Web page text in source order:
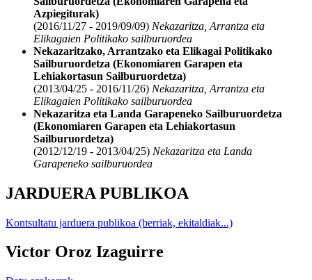
Azpiegiturak)
(2016/11/27 - 2019/09/09) Nekazaritza, Arrantza eta
Elikagaien Politikako sailburuordea
Nekazaritzako, Arrantzako eta Elikagai Politikako
Sailburuordetza (Ekonomiaren Garapen eta
Lehiakortasun Sailburuordetza)
(2013/04/25 - 2016/11/26) Nekazaritza, Arrantza eta
Elikagaien Politikako sailburuordea
Nekazaritza eta Landa Garapeneko Sailburuordetza
(Ekonomiaren Garapen eta Lehiakortasun
Sailburuordetza)
(2012/12/19 - 2013/04/25) Nekazaritza eta Landa
Garapeneko sailburuordea
JARDUERA PUBLIKOA
Kontsultatu jarduera publikoa (berriak, ekitaldiak...)
Victor Oroz Izaguirre